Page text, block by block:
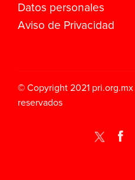
Datos personales
Aviso de Privacidad
© Copyright 2021 pri.org.mx
reservados